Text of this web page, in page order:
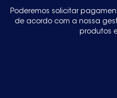
Poderemos solicitar
de acordo com a nossa
produtos